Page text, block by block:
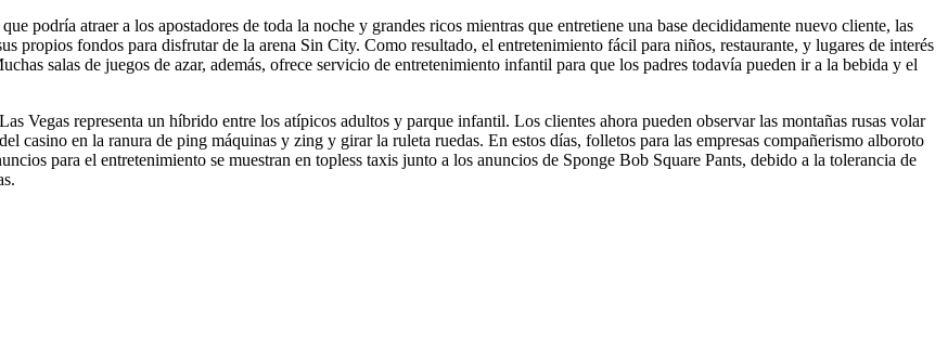
podría atraer a los apostadores de toda la noche y grandes ricos mientras que entretiene una base decididamente nuevo cliente, las
propios fondos para disfrutar de la arena Sin City. Como resultado, el entretenimiento fácil para niños, restaurante, y lugares de interés
salas de juegos de azar, además, ofrece servicio de entretenimiento infantil para que los padres todavía pueden ir a la bebida y el
Vegas representa un híbrido entre los atípicos adultos y parque infantil. Los clientes ahora pueden observar las montañas rusas volar
casino en la ranura de ping máquinas y zing y girar la ruleta ruedas. En estos días, folletos para las empresas compañerismo alboroto
para el entretenimiento se muestran en topless taxis junto a los anuncios de Sponge Bob Square Pants, debido a la tolerancia de